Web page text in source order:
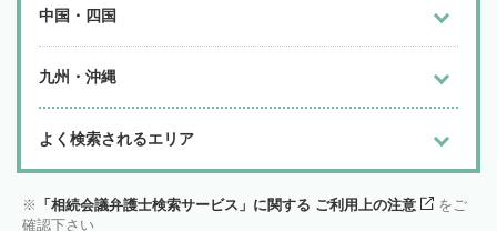
中国・四国
九州・沖縄
よく検索されるエリア
「相続会議弁護士検索サービス」に関する ご利用上の注意
をご
確認下さい